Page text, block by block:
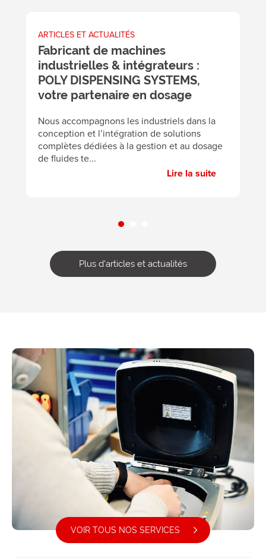
ARTICLES ET ACTUALITÉS
Fabricant de machines
industrielles & intégrateurs :
POLY DISPENSING SYSTEMS,
votre partenaire en dosage
Nous accompagnons les industriels dans la
conception et l’intégration de solutions
complètes dédiées à la gestion et au dosage
de fluides te...
Lire la suite
Plus d'articles et actualités
VOIR TOUS NOS SERVICES